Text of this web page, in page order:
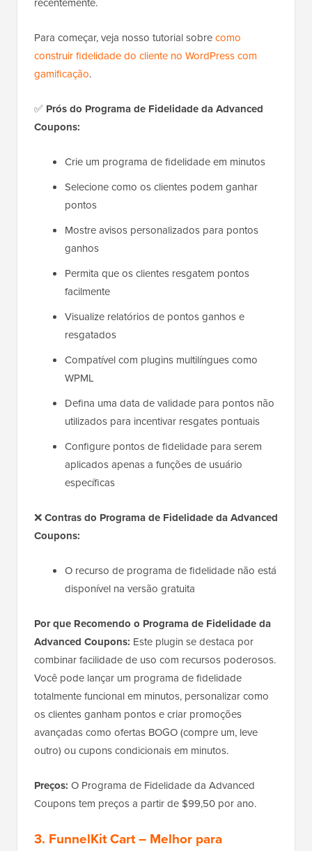
Para começar, veja nosso tutorial sobrecomo
construir fidelidade do cliente no WordPress com
gamificação.
✅ Prós do Programa de Fidelidade da Advanced
Coupons:
Crie um programa de fidelidade em minutos
Selecione como os clientes podem ganhar
pontos
Mostre avisos personalizados para pontos
ganhos
Permita que os clientes resgatem pontos
facilmente
Visualize relatórios de pontos ganhos e
resgatados
Compatível com plugins multilíngues como
WPML
Defina uma data de validade para pontos não
utilizados para incentivar resgates pontuais
Configure pontos de fidelidade para serem
aplicados apenas a funções de usuário
específicas
❌Contras do Programa de Fidelidade da Advanced
Coupons:
O recurso de programa de fidelidade não está
disponível na versão gratuita
Por que Recomendo o Programa de Fidelidade da
Advanced Coupons: Este plugin se destaca por
combinar facilidade de uso com recursos poderosos.
Você pode lançar um programa de fidelidade
totalmente funcional em minutos, personalizar como
os clientes ganham pontos e criar promoções
avançadas como ofertas BOGO (compre um, leve
outro) ou cupons condicionais em minutos.
Preços: O Programa de Fidelidade da Advanced
Coupons tem preços a partir de $99,50 por ano.
3. FunnelKit Cart– Melhor para